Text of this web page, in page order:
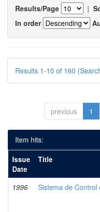
Results/Page |
In order
Results 1-10 of 160
previous 1
Item hits:
Issue
Date
Title
1996 Sistema de Control